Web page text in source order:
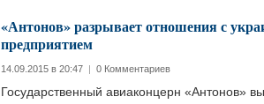
«Антонов» разрывает отношения с
предприятием
14.09.2015 в 20:47 | 0 Комментариев
Государственный авиаконцерн «Антонов»